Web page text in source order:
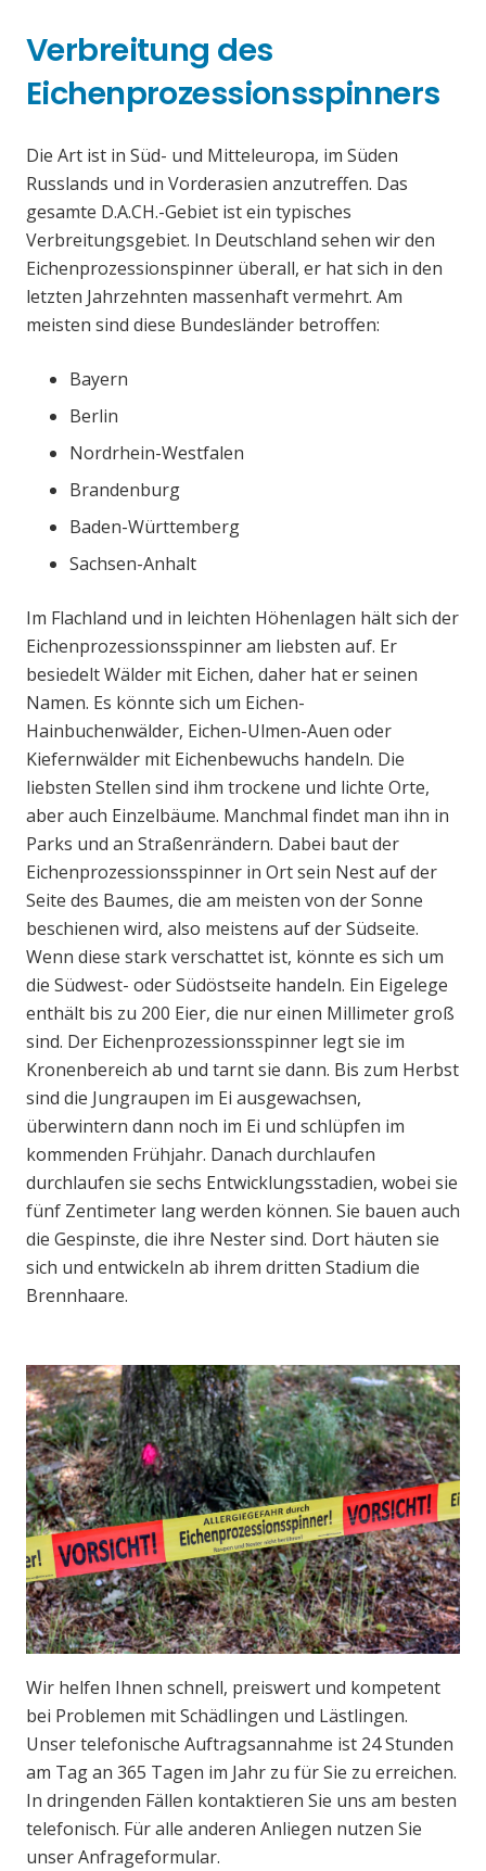
Verbreitung des
Eichenprozessionsspinners
Die Art ist in Süd- und Mitteleuropa, im Süden
Russlands und in Vorderasien anzutreffen. Das
gesamte D.A.CH.-Gebiet ist ein typisches
Verbreitungsgebiet. In Deutschland sehen wir den
Eichenprozessionspinner überall, er hat sich in den
letzten Jahrzehnten massenhaft vermehrt. Am
meisten sind diese Bundesländer betroffen:
Bayern
Berlin
Nordrhein-Westfalen
Brandenburg
Baden-Württemberg
Sachsen-Anhalt
Im Flachland und in leichten Höhenlagen hält sich der
Eichenprozessionsspinner am liebsten auf. Er
besiedelt Wälder mit Eichen, daher hat er seinen
Namen. Es könnte sich um Eichen-
Hainbuchenwälder, Eichen-Ulmen-Auen oder
Kiefernwälder mit Eichenbewuchs handeln. Die
liebsten Stellen sind ihm trockene und lichte Orte,
aber auch Einzelbäume. Manchmal findet man ihn in
Parks und an Straßenrändern. Dabei baut der
Eichenprozessionsspinner in Ort sein Nest auf der
Seite des Baumes, die am meisten von der Sonne
beschienen wird, also meistens auf der Südseite.
Wenn diese stark verschattet ist, könnte es sich um
die Südwest- oder Südöstseite handeln. Ein Eigelege
enthält bis zu 200 Eier, die nur einen Millimeter groß
sind. Der Eichenprozessionsspinner legt sie im
Kronenbereich ab und tarnt sie dann. Bis zum Herbst
sind die Jungraupen im Ei ausgewachsen,
überwintern dann noch im Ei und schlüpfen im
kommenden Frühjahr. Danach durchlaufen
durchlaufen sie sechs Entwicklungsstadien, wobei sie
fünf Zentimeter lang werden können. Sie bauen auch
die Gespinste, die ihre Nester sind. Dort häuten sie
sich und entwickeln ab ihrem dritten Stadium die
Brennhaare.
Wir helfen Ihnen schnell, preiswert und kompetent
bei Problemen mit Schädlingen und Lästlingen.
Unser telefonische Auftragsannahme ist 24 Stunden
am Tag an 365 Tagen im Jahr zu für Sie zu erreichen.
In dringenden Fällen kontaktieren Sie uns am besten
telefonisch. Für alle anderen Anliegen nutzen Sie
unser Anfrageformular.